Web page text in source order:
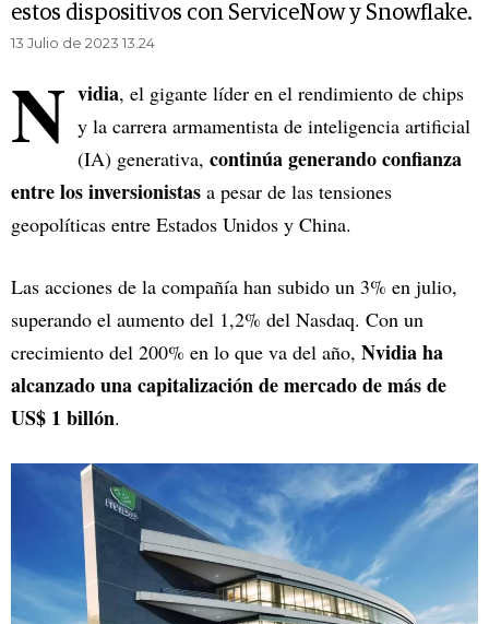
estos dispositivos con ServiceNow y Snowflake.
13 Julio de 2023 13.24
N vidia, el gigante líder en el rendimiento de chips
y la carrera armamentista de inteligencia artificial
(IA) generativa, continúa generando confianza
entre los inversionistas a pesar de las tensiones
geopolíticas entre Estados Unidos y China.
Las acciones de la compañía han subido un 3% en julio,
superando el aumento del 1,2% del Nasdaq. Con un
crecimiento del 200% en lo que va del año, Nvidia ha
alcanzado una capitalización de mercado de más de
US$ 1 billón.